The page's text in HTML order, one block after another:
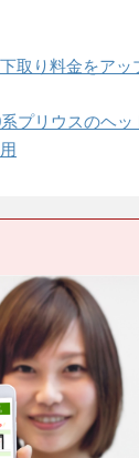
取り料金をアッ
プリウスのヘ